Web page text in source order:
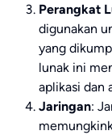
Perangkat
digunakan
yang
lunak ini
aplikasi dan
Jaringan: